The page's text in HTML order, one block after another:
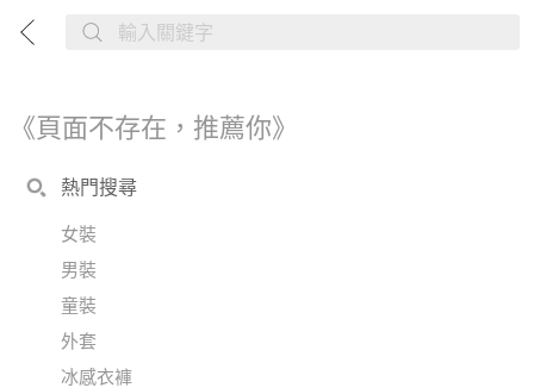
《頁面不存在，推薦你》
熱門搜尋
女裝
男裝
童裝
外套
冰感衣褲